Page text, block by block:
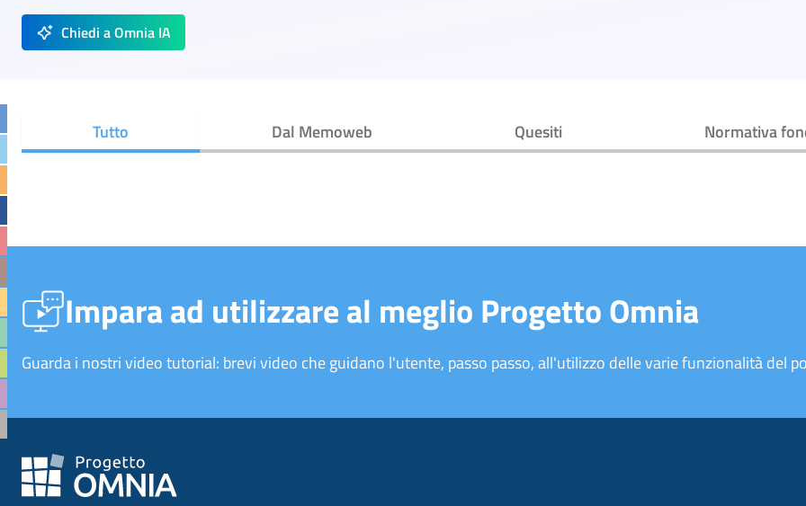
Chiedi a Omnia IA
Tutto Dal Memoweb Quesiti Normativa
Impara ad utilizzare al meglio Progetto Omnia
Guarda i nostri video tutorial: brevi video che guidano l'utente, passo passo, all'utilizzo delle varie funzionalità del